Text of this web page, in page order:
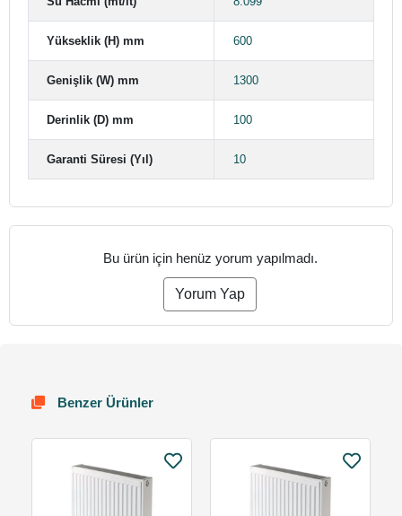
Yükseklik (H) mm 600
Genişlik (W) mm 1300
Derinlik (D) mm 100
Garanti Süresi (Yıl) 10
Bu ürün için henüz yorum yapılmadı.
Yorum Yap
Benzer Ürünler